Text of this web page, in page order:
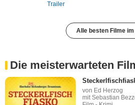
Trailer
Alle besten Filme
Die meisterwarteten
von Ed Herzog
mit Sebastian